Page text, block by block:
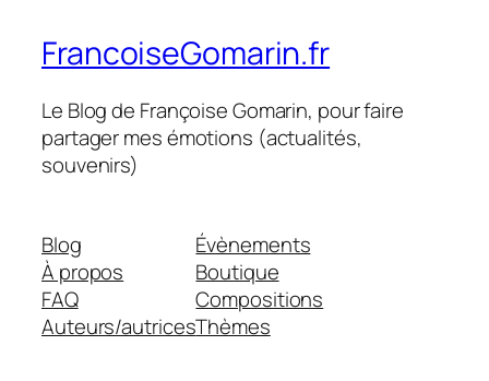
FrancoiseGomarin.fr
Le Blog de Françoise Gomarin, pour faire
partager mes émotions (actualités,
souvenirs)
Blog
À propos
FAQ
Auteurs/autrices
Évènements
Boutique
Compositions
Thèmes